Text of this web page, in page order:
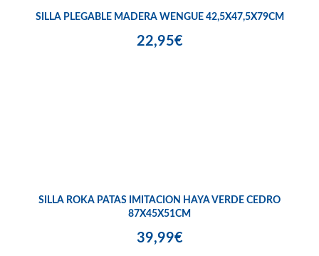
SILLA PLEGABLE MADERA WENGUE 42,5X47,5X79CM
22,95€
SILLA ROKA PATAS IMITACION HAYA VERDE CEDRO
87X45X51CM
39,99€